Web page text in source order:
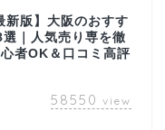
新版】大阪のおすす
｜人気売り専を徹
者OK＆口コミ高評
58550 view